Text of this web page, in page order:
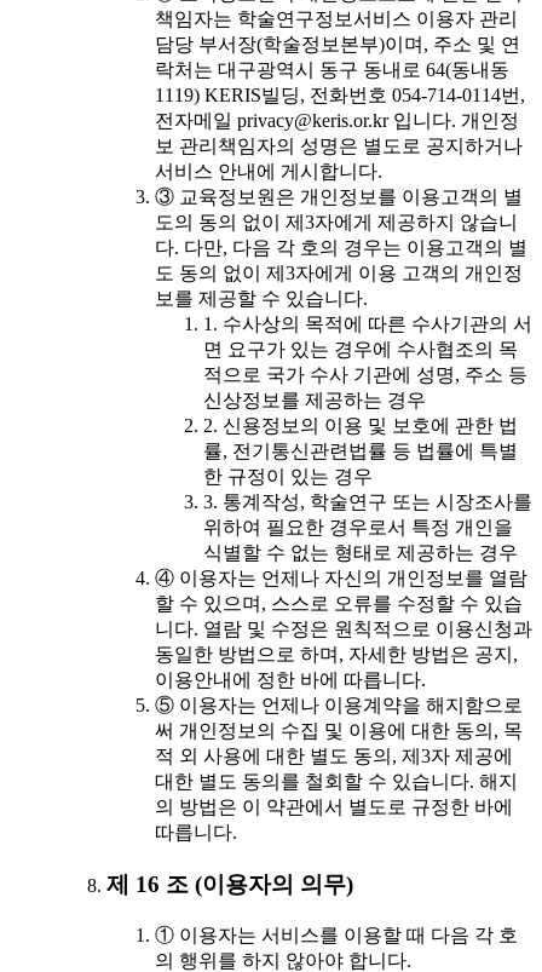
책임자는 학술연구정보서비스 이용자 관리
담당 부서장(학술정보본부)이며, 주소 및 연
락처는 대구광역시 동구 동내로 64(동내동
1119) KERIS빌딩, 전화번호 054-714-0114번,
전자메일 privacy@keris.or.kr 입니다. 개인정
보 관리책임자의 성명은 별도로 공지하거나
서비스 안내에 게시합니다.
③ 교육정보원은 개인정보를 이용고객의 별
도의 동의 없이 제3자에게 제공하지 않습니
다. 다만, 다음 각 호의 경우는 이용고객의 별
도 동의 없이 제3자에게 이용 고객의 개인정
보를 제공할 수 있습니다.
1. 수사상의 목적에 따른 수사기관의 서
면 요구가 있는 경우에 수사협조의 목
적으로 국가 수사 기관에 성명, 주소 등
신상정보를 제공하는 경우
2. 신용정보의 이용 및 보호에 관한 법
률, 전기통신관련법률 등 법률에 특별
한 규정이 있는 경우
3. 통계작성, 학술연구 또는 시장조사를
위하여 필요한 경우로서 특정 개인을
식별할 수 없는 형태로 제공하는 경우
④ 이용자는 언제나 자신의 개인정보를 열람
할 수 있으며, 스스로 오류를 수정할 수 있습
니다. 열람 및 수정은 원칙적으로 이용신청과
동일한 방법으로 하며, 자세한 방법은 공지,
이용안내에 정한 바에 따릅니다.
⑤ 이용자는 언제나 이용계약을 해지함으로
써 개인정보의 수집 및 이용에 대한 동의, 목
적 외 사용에 대한 별도 동의, 제3자 제공에
대한 별도 동의를 철회할 수 있습니다. 해지
의 방법은 이 약관에서 별도로 규정한 바에
따릅니다.
제 16 조 (이용자의 의무)
① 이용자는 서비스를 이용할 때 다음 각 호
의 행위를 하지 않아야 합니다.